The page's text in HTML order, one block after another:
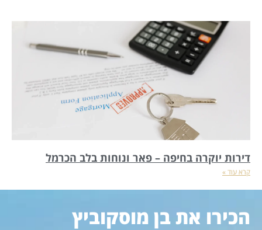
דירות יוקרה בחיפה – פאר ונוחות בלב הכרמל
קרא עוד »
הכירו את בן מוסקוביץ